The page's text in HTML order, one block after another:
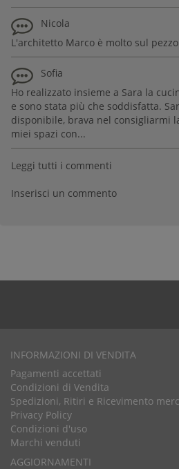
Nicola
L'architetto Marco è molto sul
Sofia
Ho realizzato insieme a Sara la
e sono stata più che soddisfatta.
disponibile, brava nel consigliarmi
miei spazi con...
Leggi tutti i commenti
Inserisci un commento
INFORMAZIONI DI VENDITA
Pagamenti accettati
Condizioni di Vendita
Spedizioni, Ritiri e Ricevimento
Privacy Policy
Condizioni d'uso
Marchi venduti
AGGIORNAMENTI